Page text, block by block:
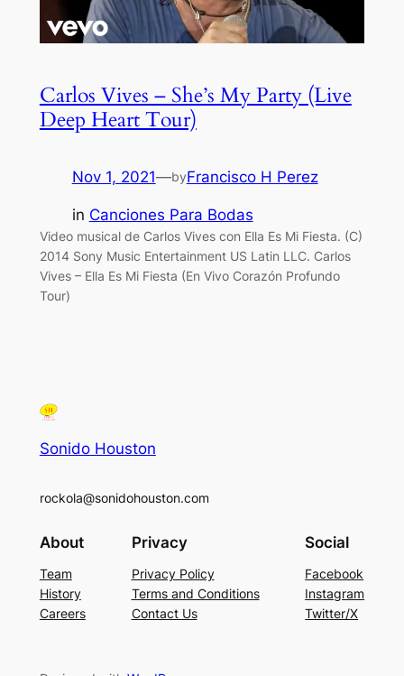
Carlos Vives – She’s My Party (Live
Deep Heart Tour)
Nov 1, 2021—byFrancisco H Perez
in Canciones Para Bodas
Video musical de Carlos Vives con Ella Es Mi Fiesta. (C)
2014 Sony Music Entertainment US Latin LLC. Carlos
Vives – Ella Es Mi Fiesta (En Vivo Corazón Profundo
Tour)
Sonido Houston
rockola@sonidohouston.com
About
Team
History
Careers
Privacy
Privacy Policy
Terms and Conditions
Contact Us
Social
Facebook
Instagram
Twitter/X